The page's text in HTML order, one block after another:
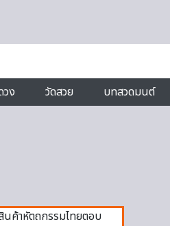
วง วัดสวย บทสวดมนต์